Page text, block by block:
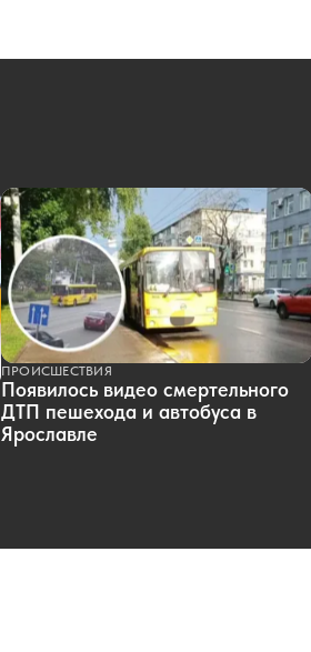
ПРОИСШЕСТВИЯ
Появилось видео смертельного
ДТП пешехода и автобуса в
Ярославле